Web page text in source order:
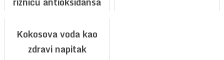
Kokosova voda kao
zdravi napitak